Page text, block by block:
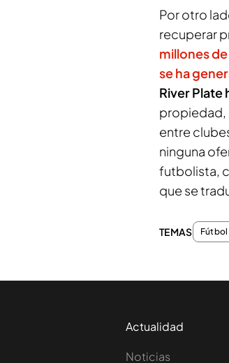
Por otro
recuperar
millones
se ha
River Plate
propiedad,
entre
ninguna
futbolista,
que se
TEMAS Fútbol
Actualidad
Noticias